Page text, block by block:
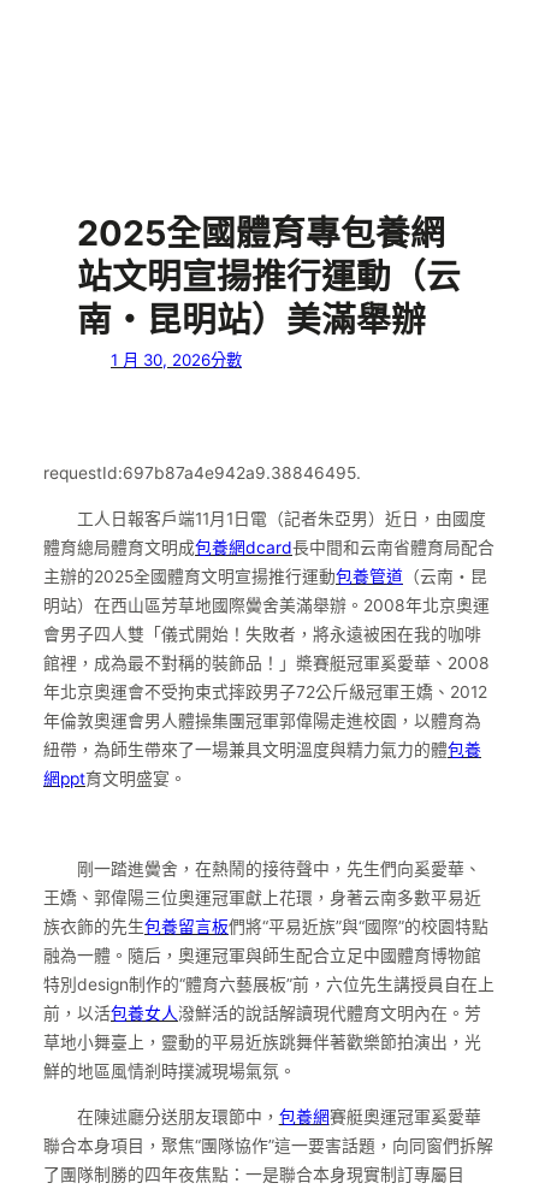
2025全國體育專包養網
站文明宣揚推行運動（云
南・昆明站）美滿舉辦
1 月 30, 2026分數
requestId:697b87a4e942a9.38846495.
工人日報客戶端11月1日電（記者朱亞男）近日，由國度
體育總局體育文明成包養網dcard長中間和云南省體育局配合
主辦的2025全國體育文明宣揚推行運動包養管道 （云南・昆
明站）在西山區芳草地國際黌舍美滿舉辦。2008年北京奧運
會男子四人雙「儀式開始！失敗者，將永遠被困在我的咖啡
館裡，成為最不對稱的裝飾品！」槳賽艇冠軍奚愛華、2008
年北京奧運會不受拘束式摔跤男子72公斤級冠軍王嬌、2012
年倫敦奧運會男人體操集團冠軍郭偉陽走進校園，以體育為
紐帶，為師生帶來了一場兼具文明溫度與精力氣力的體包養
網ppt育文明盛宴。
剛一踏進黌舍，在熱鬧的接待聲中，先生們向奚愛華、
王嬌、郭偉陽三位奧運冠軍獻上花環，身著云南多數平易近
族衣飾的先生包養留言板們將“平易近族”與“國際”的校園特點
融為一體。隨后，奧運冠軍與師生配合立足中國體育博物館
特別design制作的“體育六藝展板”前，六位先生講授員自在上
前，以活包養女人潑鮮活的說話解讀現代體育文明內在。芳
草地小舞臺上，靈動的平易近族跳舞伴著歡樂節拍演出，光
鮮的地區風情剎時撲滅現場氣氛。
在陳述廳分送朋友環節中， 包養網賽艇奧運冠軍奚愛華
聯合本身項目，聚焦“團隊協作”這一要害話題，向同窗們拆解
了團隊制勝的四年夜焦點：一是聯合本身現實制訂專屬目